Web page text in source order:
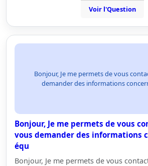
Voir l'Question
Bonjour, Je me permets de vous
demander des informations
Bonjour, Je me permets de vous
vous demander des informations
équ
Bonjour, Je me permets de vous